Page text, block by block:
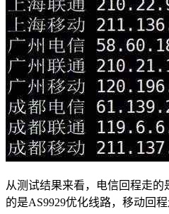
从测试结果来看，电信回程走
的是AS9929优化线路，移动回